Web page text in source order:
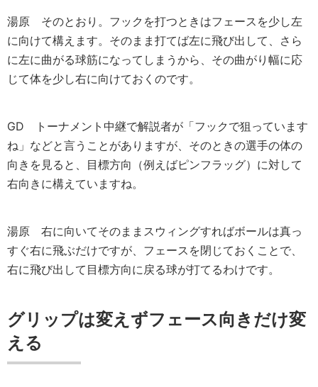
湯原 そのとおり。フックを打つときはフェースを少し左
に向けて構えます。そのまま打てば左に飛び出して、さら
に左に曲がる球筋になってしまうから、その曲がり幅に応
じて体を少し右に向けておくのです。
GD トーナメント中継で解説者が「フックで狙っています
ね」などと言うことがありますが、そのときの選手の体の
向きを見ると、目標方向（例えばピンフラッグ）に対して
右向きに構えていますね。
湯原 右に向いてそのままスウィングすればボールは真っ
すぐ右に飛ぶだけですが、フェースを閉じておくことで、
右に飛び出して目標方向に戻る球が打てるわけです。
グリップは変えずフェース向きだけ変
える